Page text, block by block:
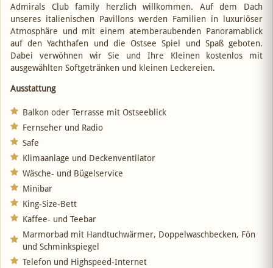
Admirals Club family herzlich willkommen. Auf dem Dach
unseres italienischen Pavillons werden Familien in luxuriöser
Atmosphäre und mit einem atemberaubenden Panoramablick
auf den Yachthafen und die Ostsee Spiel und Spaß geboten.
Dabei verwöhnen wir Sie und Ihre Kleinen kostenlos mit
ausgewählten Softgetränken und kleinen Leckereien.
Ausstattung
Balkon oder Terrasse mit Ostseeblick
Fernseher und Radio
Safe
Klimaanlage und Deckenventilator
Wäsche- und Bügelservice
Minibar
King-Size-Bett
Kaffee- und Teebar
Marmorbad mit Handtuchwärmer, Doppelwaschbecken, Fön
und Schminkspiegel
Telefon und Highspeed-Internet